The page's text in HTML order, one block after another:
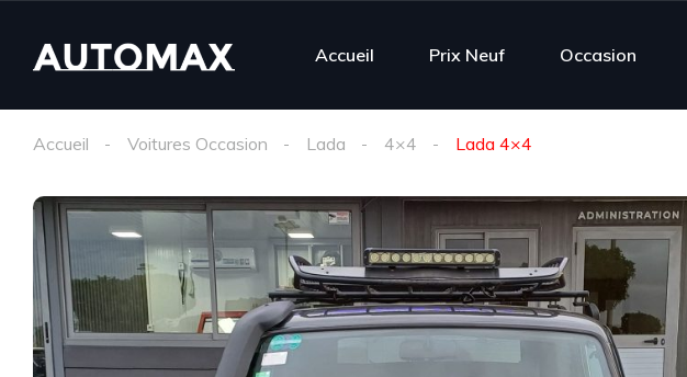
Accueil Prix Neuf Occasion
Accueil Voitures Occasion Lada 4×4 Lada 4×4